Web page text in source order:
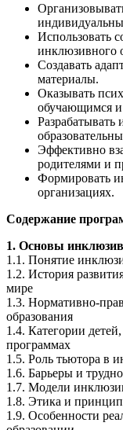
Использовать
инклюзивного
Создавать
материалы.
Оказывать
обучающимся и
Разрабатывать
Эффективно
родителями и
Формировать
организациях.
Содержание
1. Основы
1.1. Понятие
1.2. История
мире
1.3. Нормативно-
образования
1.4. Категории
программах
1.5. Роль тьютора в
1.6. Барьеры и
1.7. Модели
1.8. Этика и
1.9. Особенности